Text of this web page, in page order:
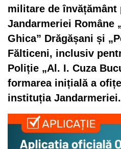
militare de învățământ
Jandarmeriei Române
Ghica” Drăgășani și
Fălticeni, inclusiv
Poliție „Al. I. Cuza
formarea inițială a
instituția Jandarmeriei.